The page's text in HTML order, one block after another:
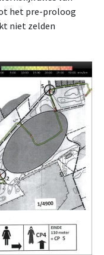
het pre-proloog
niet zelden